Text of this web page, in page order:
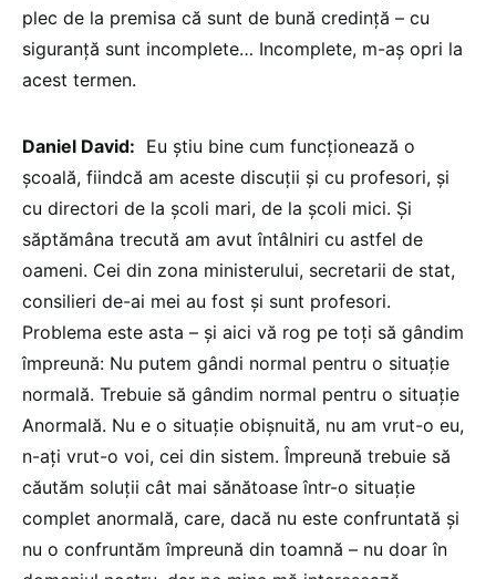
plec de la premisa că sunt de bună credință – cu
siguranță sunt incomplete… Incomplete, m-aș opri la
acest termen.
Daniel David: Eu știu bine cum funcționează o
școală, fiindcă am aceste discuții și cu profesori, și
cu directori de la școli mari, de la școli mici. Și
săptămâna trecută am avut întâlniri cu astfel de
oameni. Cei din zona ministerului, secretarii de stat,
consilieri de-ai mei au fost și sunt profesori.
Problema este asta – și aici vă rog pe toți să gândim
împreună: Nu putem gândi normal pentru o situație
normală. Trebuie să gândim normal pentru o situație
Anormală. Nu e o situație obișnuită, nu am vrut-o eu,
n-ați vrut-o voi, cei din sistem. Împreună trebuie să
căutăm soluții cât mai sănătoase într-o situație
complet anormală, care, dacă nu este confruntată și
nu o confruntăm împreună din toamnă – nu doar în